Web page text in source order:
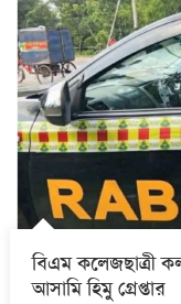
বিএম কলেজছাত্রী
আসামি হিমু গ্রেপ্তার